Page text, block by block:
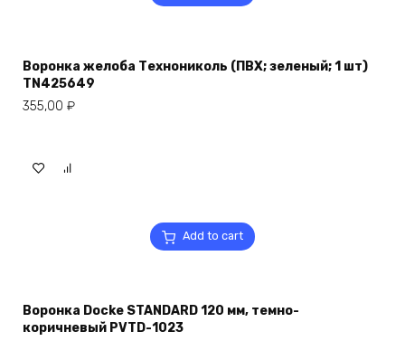
Воронка желоба Технониколь (ПВХ; зеленый; 1 шт)
TN425649
355,00 ₽
Add to cart
Воронка Docke STANDARD 120 мм, темно-
коричневый PVTD-1023